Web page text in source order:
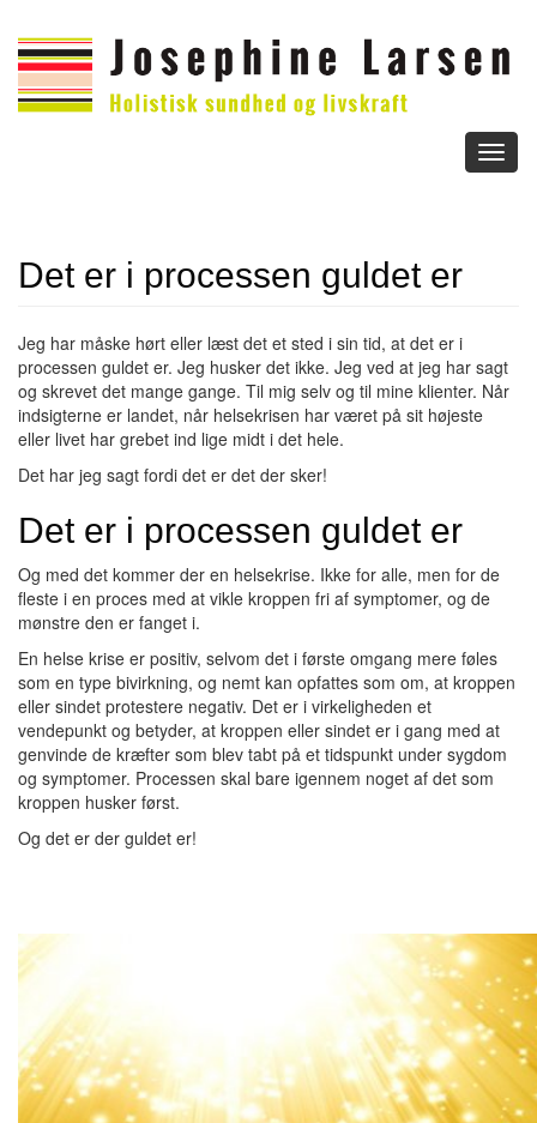
Det er i processen guldet er
Jeg har måske hørt eller læst det et sted i sin tid, at det er i
processen guldet er. Jeg husker det ikke. Jeg ved at jeg har sagt
og skrevet det mange gange. Til mig selv og til mine klienter. Når
indsigterne er landet, når helsekrisen har været på sit højeste
eller livet har grebet ind lige midt i det hele.
Det har jeg sagt fordi det er det der sker!
Det er i processen guldet er
Og med det kommer der en helsekrise. Ikke for alle, men for de
fleste i en proces med at vikle kroppen fri af symptomer, og de
mønstre den er fanget i.
En helse krise er positiv, selvom det i første omgang mere føles
som en type bivirkning, og nemt kan opfattes som om, at kroppen
eller sindet protestere negativ. Det er i virkeligheden et
vendepunkt og betyder, at kroppen eller sindet er i gang med at
genvinde de kræfter som blev tabt på et tidspunkt under sygdom
og symptomer. Processen skal bare igennem noget af det som
kroppen husker først.
Og det er der guldet er!